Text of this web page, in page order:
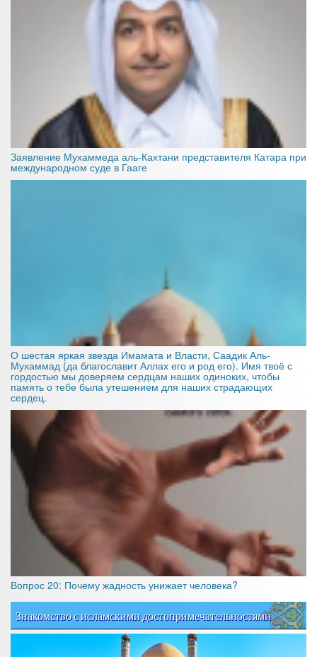
Заявление Мухаммеда аль-Кахтани представителя Катара при
международном суде в Гааге
О шестая яркая звезда Имамата и Власти, Саадик Аль-
Мухаммад (да благославит Аллах его и род его). Имя твоё с
гордостью мы доверяем сердцам наших одиноких, чтобы
память о тебе была утешением для наших страдающих
сердец.
Вопрос 20: Почему жадность унижает человека?
Знакомство с исламскими достопримечательностями